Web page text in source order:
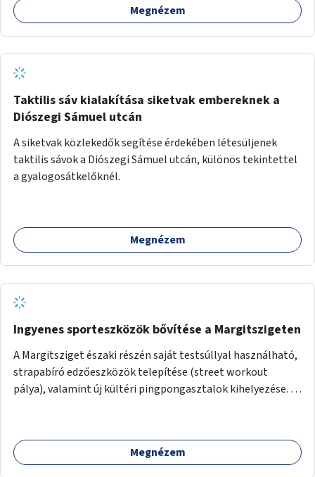
Megnézem
Taktilis sáv kialakítása siketvak embereknek a
Diószegi Sámuel utcán
A siketvak közlekedők segítése érdekében létesüljenek
taktilis sávok a Diószegi Sámuel utcán, különös tekintettel
a gyalogosátkelőknél.
Megnézem
Ingyenes sporteszközök bővítése a Margitszigeten
A Margitsziget északi részén saját testsúllyal használható,
strapabíró edzőeszközök telepítése (street workout
pálya), valamint új kültéri pingpongasztalok kihelyezése. A
népszerű, ingyenes sportolási lehetőség válna elérhetővé a
sziget északi felén, ahol jelenleg egyetlen asztal sem
Megnézem